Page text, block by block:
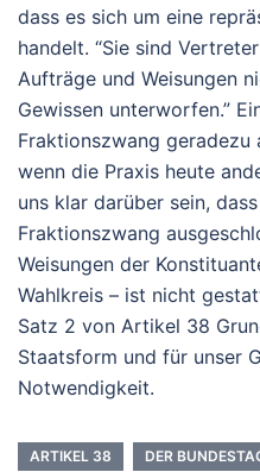
dass es sich um eine
handelt. “Sie sind
Aufträge und Weisungen
Gewissen unterworfen.”
Fraktionszwang geradezu
wenn die Praxis heute
uns klar darüber sein,
Fraktionszwang
Weisungen der
Wahlkreis – ist nicht
Satz 2 von Artikel 38
Staatsform und für unser
Notwendigkeit.
ARTIKEL 38 DER